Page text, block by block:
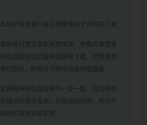
本站所有资源只有注册登录后才可购买下载
本站有付费资源和免费资源，免费资源登录
后可直接出现百度网盘链接下载，付费资源
需付费后，刷新才可弹出百度网盘链接
实物程序和仿真程序不一定一致，因为有很
多模块仿真中没有，只能模拟代替，所以不
能用仿真资料做实物